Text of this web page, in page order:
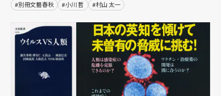
#別冊文藝春秋 #小川 哲 #村山 太一